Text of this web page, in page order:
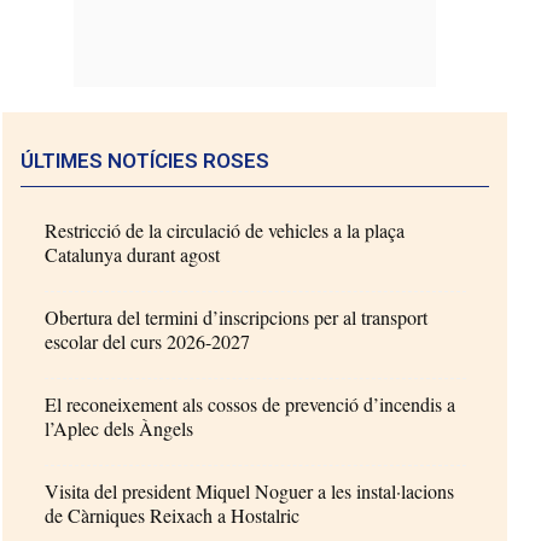
ÚLTIMES NOTÍCIES ROSES
Restricció de la circulació de vehicles a la plaça
Catalunya durant agost
Obertura del termini d’inscripcions per al transport
escolar del curs 2026-2027
El reconeixement als cossos de prevenció d’incendis a
l’Aplec dels Àngels
Visita del president Miquel Noguer a les instal·lacions
de Càrniques Reixach a Hostalric